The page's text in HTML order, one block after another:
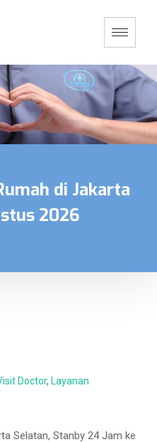
di Jakarta
2026
Doctor, Layanan
Selatan, Stanby 24 Jam ke